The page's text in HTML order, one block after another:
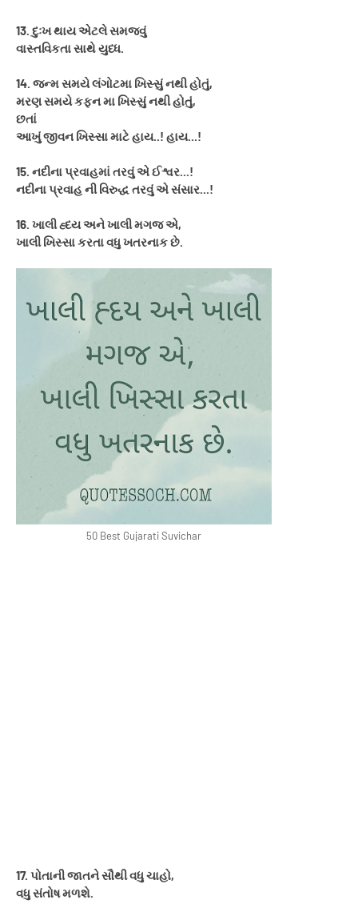
13. દુઃખ થાય એટલે સમજવું
વાસ્તવિકતા સાથે યુધ્ધ.
14. જન્મ સમયે લંગોટમા ખિસ્સું નથી હોતું,
મરણ સમયે કફન મા ખિસ્સું નથી હોતું,
છતાં
આખું જીવન ખિસ્સા માટે હાય..! હાય...!
15. નદીના પ્રવાહમાં તરવું એ ઈશ્વર...!
નદીના પ્રવાહ ની વિરુદ્ધ તરવું એ સંસાર...!
16. ખાલી હ્દય અને ખાલી મગજ એ,
ખાલી ખિસ્સા કરતા વધુ ખતરનાક છે.
50 Best Gujarati Suvichar
17. પોતાની જાતને સૌથી વધુ ચાહો,
વધુ સંતોષ મળશે.